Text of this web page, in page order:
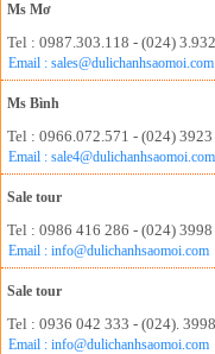
Ms Mơ
Tel : 0987.303.118 - (024)
Email : sales@dulichanhsaomoi.com
Ms Bình
Tel : 0966.072.571 - (024)
Email : sale4@dulichanhsaomoi.com
Sale tour
Tel : 0986 416 286 - (024)
Email : info@dulichanhsaomoi.com
Sale tour
Tel : 0936 042 333 - (024).
Email : info@dulichanhsaomoi.com